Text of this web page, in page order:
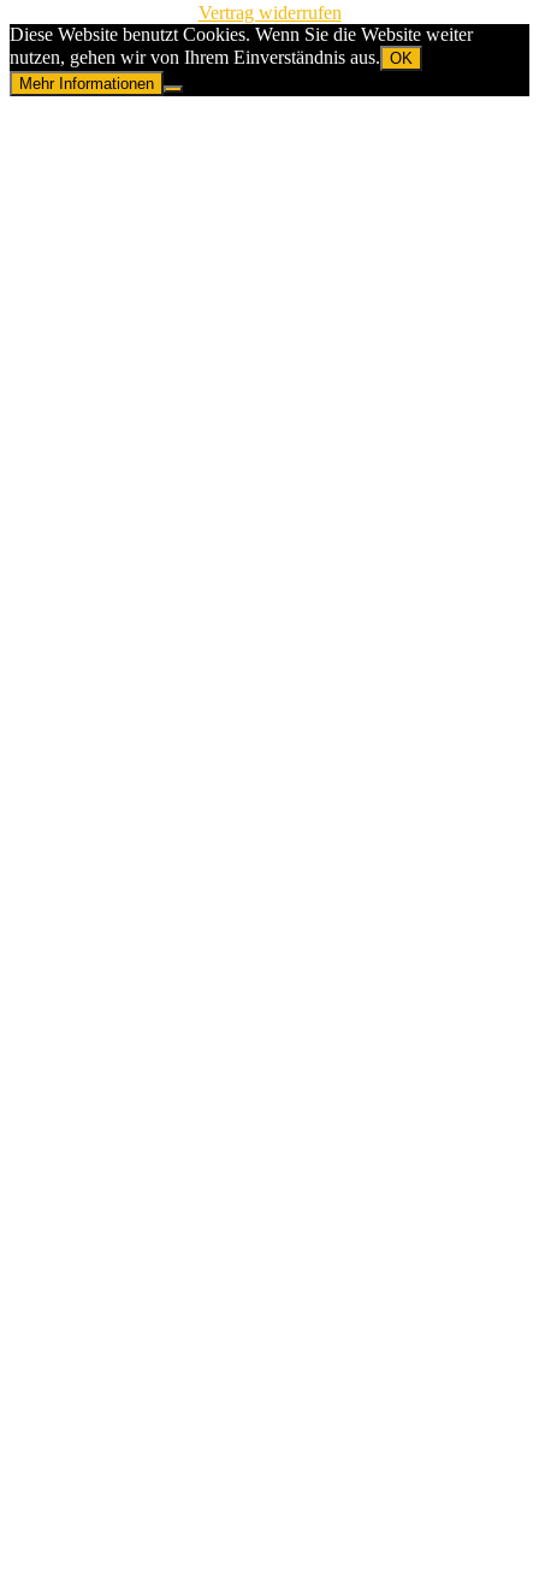
Vertrag widerrufen
Diese Website benutzt Cookies. Wenn Sie die Website weiter
nutzen, gehen wir von Ihrem Einverständnis aus. OK
Mehr Informationen